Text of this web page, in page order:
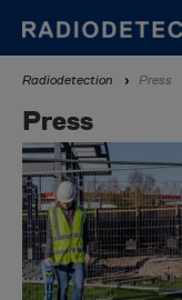
naar
gaan
Kruimelpad
Radiodetection Press
Press